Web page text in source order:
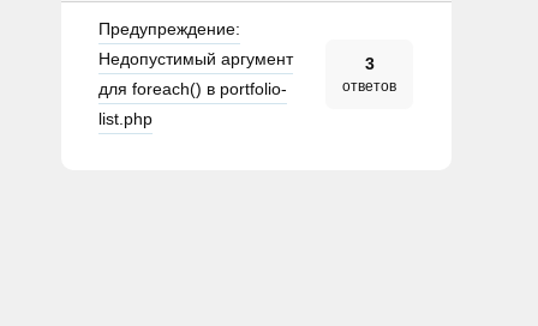
Предупреждение:
Недопустимый аргумент
для foreach() в portfolio-
list.php
3
ответов